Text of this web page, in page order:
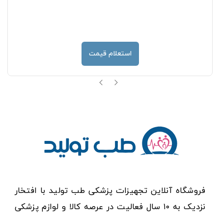
استعلام قیمت
فروشگاه آنلاین تجهیزات پزشکی طب تولید با افتخار
نزدیک به ۱۰ سال فعالیت در عرصه کالا و لوازم پزشکی